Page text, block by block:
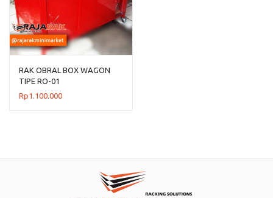
RAK OBRAL BOX WAGON
TIPE RO-01
Rp1.100.000